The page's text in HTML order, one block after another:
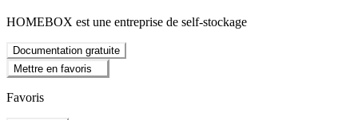
HOMEBOX est une entreprise de self-stockage
Documentation gratuite
Mettre en favoris
Favoris